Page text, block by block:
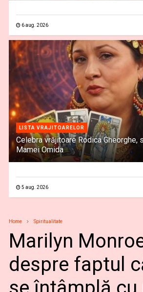
6 aug. 2026
LISTA VRAJITOARELOR
Celebra vrăjitoare Rodica Gheorghe,
Mamei Omida
5 aug. 2026
Home Spiritualitate
Marilyn
despre faptul